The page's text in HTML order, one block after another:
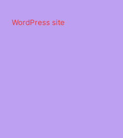
περιεχόμενο
WordPress site